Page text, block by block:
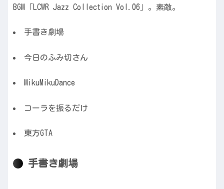
BGM「LCWR Jazz Collection Vol.06」。素敵。
手書き劇場
今日のふみ切さん
MikuMikuDance
コーラを振るだけ
東方GTA
手書き劇場